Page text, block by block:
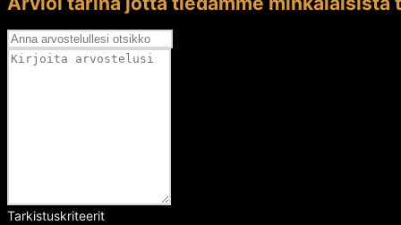
Tarkistuskriteerit